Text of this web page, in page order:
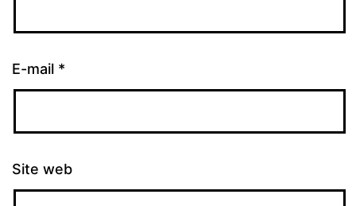
E-mail *
Site web